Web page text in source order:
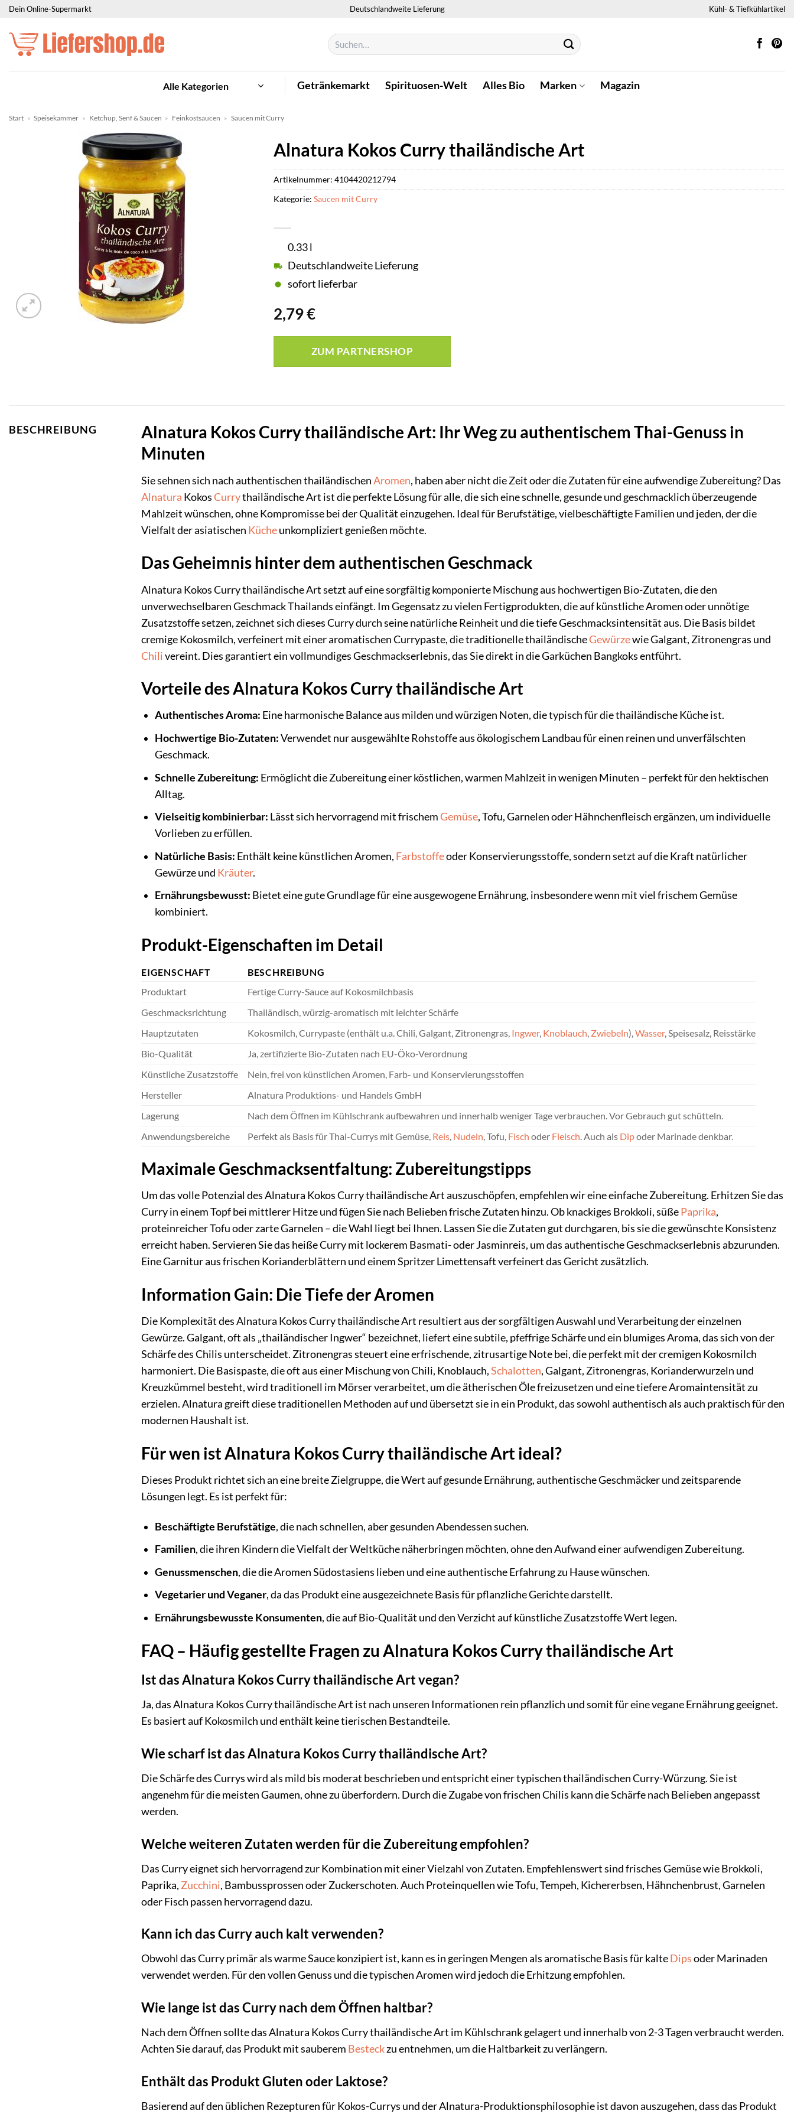
Zum
springen
Dein Online-Supermarkt Deutschlandweite Lieferung Kühl- & Tiefkühlartikel
Suchen
nach:
Alle Kategorien Getränkemarkt Spirituosen-Welt Alles Bio Marken Magazin
Start » Speisekammer » Ketchup, Senf & Saucen » Feinkostsaucen » Saucen mit Curry
Alnatura Kokos Curry thailändische Art
2,79€
0.33 l
Deutschlandweite Lieferung
sofort lieferbar
ZUM PARTNERSHOP
Artikelnummer: 4104420212794
Kategorie: Saucen mit Curry
BESCHREIBUNG
Alnatura Kokos Curry thailändische Art: Ihr Weg zu authentischem Thai-Genuss in
Minuten
Sie sehnen sich nach authentischen thailändischenAromen, haben aber nicht die Zeit oder die Zutaten für eine aufwendige Zubereitung? Das
Alnatura KokosCurrythailändische Art ist die perfekte Lösung für alle, die sich eine schnelle, gesunde und geschmacklich überzeugende
Mahlzeit wünschen, ohne Kompromisse bei der Qualität einzugehen. Ideal für Berufstätige, vielbeschäftigte Familien und jeden, der die
Vielfalt der asiatischen Kücheunkompliziert genießen möchte.
Das Geheimnis hinter dem authentischen Geschmack
Alnatura Kokos Curry thailändische Art setzt auf eine sorgfältig komponierte Mischung aus hochwertigen Bio-Zutaten, die den
unverwechselbaren Geschmack Thailands einfängt. Im Gegensatz zu vielen Fertigprodukten, die auf künstliche Aromen oder unnötige
Zusatzstoffe setzen, zeichnet sich dieses Curry durch seine natürliche Reinheit und die tiefe Geschmacksintensität aus. Die Basis bildet
cremige Kokosmilch, verfeinert mit einer aromatischen Currypaste, die traditionelle thailändischeGewürzewie Galgant, Zitronengras und
Chilivereint. Dies garantiert ein vollmundiges Geschmackserlebnis, das Sie direkt in die Garküchen Bangkoks entführt.
Vorteile des Alnatura Kokos Curry thailändische Art
Authentisches Aroma: Eine harmonische Balance aus milden und würzigen Noten, die typisch für die thailändische Küche ist.
Hochwertige Bio-Zutaten:Verwendet nur ausgewählte Rohstoffe aus ökologischem Landbau für einen reinen und unverfälschten
Geschmack.
Schnelle Zubereitung: Ermöglicht die Zubereitung einer köstlichen, warmen Mahlzeit in wenigen Minuten – perfekt für den hektischen
Alltag.
Vielseitig kombinierbar: Lässt sich hervorragend mit frischemGemüse, Tofu, Garnelen oder Hähnchenfleisch ergänzen, um individuelle
Vorlieben zu erfüllen.
Natürliche Basis: Enthält keine künstlichen Aromen, Farbstoffeoder Konservierungsstoffe, sondern setzt auf die Kraft natürlicher
Gewürze und Kräuter.
Ernährungsbewusst: Bietet eine gute Grundlage für eine ausgewogene Ernährung, insbesondere wenn mit viel frischem Gemüse
kombiniert.
Produkt-Eigenschaften im Detail
EIGENSCHAFT
BESCHREIBUNG
Produktart
Fertige Curry-Sauce auf Kokosmilchbasis
Geschmacksrichtung
Thailändisch, würzig-aromatisch mit leichter Schärfe
Hauptzutaten
Kokosmilch, Currypaste (enthält u.a. Chili, Galgant, Zitronengras, Ingwer, Knoblauch, Zwiebeln),Wasser, Speisesalz, Reisstärke
Bio-Qualität
Ja, zertifizierte Bio-Zutaten nach EU-Öko-Verordnung
Künstliche Zusatzstoffe
Nein, frei von künstlichen Aromen, Farb- und Konservierungsstoffen
Hersteller
Alnatura Produktions- und Handels GmbH
Lagerung
Nach dem Öffnen im Kühlschrank aufbewahren und innerhalb weniger Tage verbrauchen. Vor Gebrauch gut schütteln.
Anwendungsbereiche
Perfekt als Basis für Thai-Currys mit Gemüse, Reis, Nudeln, Tofu, Fisch oder Fleisch. Auch als Dipoder Marinade denkbar.
Maximale Geschmacksentfaltung: Zubereitungstipps
Um das volle Potenzial des Alnatura Kokos Curry thailändische Art auszuschöpfen, empfehlen wir eine einfache Zubereitung. Erhitzen Sie das
Curry in einem Topf bei mittlerer Hitze und fügen Sie nach Belieben frische Zutaten hinzu. Ob knackiges Brokkoli, süßePaprika,
proteinreicher Tofu oder zarte Garnelen – die Wahl liegt bei Ihnen. Lassen Sie die Zutaten gut durchgaren, bis sie die gewünschte Konsistenz
erreicht haben. Servieren Sie das heiße Curry mit lockerem Basmati- oder Jasminreis, um das authentische Geschmackserlebnis abzurunden.
Eine Garnitur aus frischen Korianderblättern und einem Spritzer Limettensaft verfeinert das Gericht zusätzlich.
Information Gain: Die Tiefe der Aromen
Die Komplexität des Alnatura Kokos Curry thailändische Art resultiert aus der sorgfältigen Auswahl und Verarbeitung der einzelnen
Gewürze. Galgant, oft als „thailändischer Ingwer“ bezeichnet, liefert eine subtile, pfeffrige Schärfe und ein blumiges Aroma, das sich von der
Schärfe des Chilis unterscheidet. Zitronengras steuert eine erfrischende, zitrusartige Note bei, die perfekt mit der cremigen Kokosmilch
harmoniert. Die Basispaste, die oft aus einer Mischung von Chili, Knoblauch,Schalotten, Galgant, Zitronengras, Korianderwurzeln und
Kreuzkümmel besteht, wird traditionell im Mörser verarbeitet, um die ätherischen Öle freizusetzen und eine tiefere Aromaintensität zu
erzielen. Alnatura greift diese traditionellen Methoden auf und übersetzt sie in ein Produkt, das sowohl authentisch als auch praktisch für den
modernen Haushalt ist.
Für wen ist Alnatura Kokos Curry thailändische Art ideal?
Dieses Produkt richtet sich an eine breite Zielgruppe, die Wert auf gesunde Ernährung, authentische Geschmäcker und zeitsparende
Lösungen legt. Es ist perfekt für:
Beschäftigte Berufstätige, die nach schnellen, aber gesunden Abendessen suchen.
Familien, die ihren Kindern die Vielfalt der Weltküche näherbringen möchten, ohne den Aufwand einer aufwendigen Zubereitung.
Genussmenschen, die die Aromen Südostasiens lieben und eine authentische Erfahrung zu Hause wünschen.
Vegetarier und Veganer, da das Produkt eine ausgezeichnete Basis für pflanzliche Gerichte darstellt.
Ernährungsbewusste Konsumenten, die auf Bio-Qualität und den Verzicht auf künstliche Zusatzstoffe Wert legen.
FAQ – Häufig gestellte Fragen zu Alnatura Kokos Curry thailändische Art
Ist das Alnatura Kokos Curry thailändische Art vegan?
Ja, das Alnatura Kokos Curry thailändische Art ist nach unseren Informationen rein pflanzlich und somit für eine vegane Ernährung geeignet.
Es basiert auf Kokosmilch und enthält keine tierischen Bestandteile.
Wie scharf ist das Alnatura Kokos Curry thailändische Art?
Die Schärfe des Currys wird als mild bis moderat beschrieben und entspricht einer typischen thailändischen Curry-Würzung. Sie ist
angenehm für die meisten Gaumen, ohne zu überfordern. Durch die Zugabe von frischen Chilis kann die Schärfe nach Belieben angepasst
werden.
Welche weiteren Zutaten werden für die Zubereitung empfohlen?
Das Curry eignet sich hervorragend zur Kombination mit einer Vielzahl von Zutaten. Empfehlenswert sind frisches Gemüse wie Brokkoli,
Paprika, Zucchini, Bambussprossen oder Zuckerschoten. Auch Proteinquellen wie Tofu, Tempeh, Kichererbsen, Hähnchenbrust, Garnelen
oder Fisch passen hervorragend dazu.
Kann ich das Curry auch kalt verwenden?
Obwohl das Curry primär als warme Sauce konzipiert ist, kann es in geringen Mengen als aromatische Basis für kalteDipsoder Marinaden
verwendet werden. Für den vollen Genuss und die typischen Aromen wird jedoch die Erhitzung empfohlen.
Wie lange ist das Curry nach dem Öffnen haltbar?
Nach dem Öffnen sollte das Alnatura Kokos Curry thailändische Art im Kühlschrank gelagert und innerhalb von 2-3 Tagen verbraucht werden.
Achten Sie darauf, das Produkt mit sauberem Besteckzu entnehmen, um die Haltbarkeit zu verlängern.
Enthält das Produkt Gluten oder Laktose?
Basierend auf den üblichen Rezepturen für Kokos-Currys und der Alnatura-Produktionsphilosophie ist davon auszugehen, dass das Produkt